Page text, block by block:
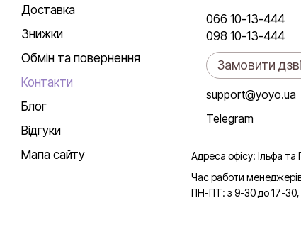
066 10-13-444
098 10-13-444
Замовити
support@yoyo.ua
Telegram
Адреса офісу: Ільфа
Час работи
ПН-ПТ: з 9-30 до 17-30,
Доставка
Знижки
Обмін та повернення
Контакти
Блог
Відгуки
Мапа сайту